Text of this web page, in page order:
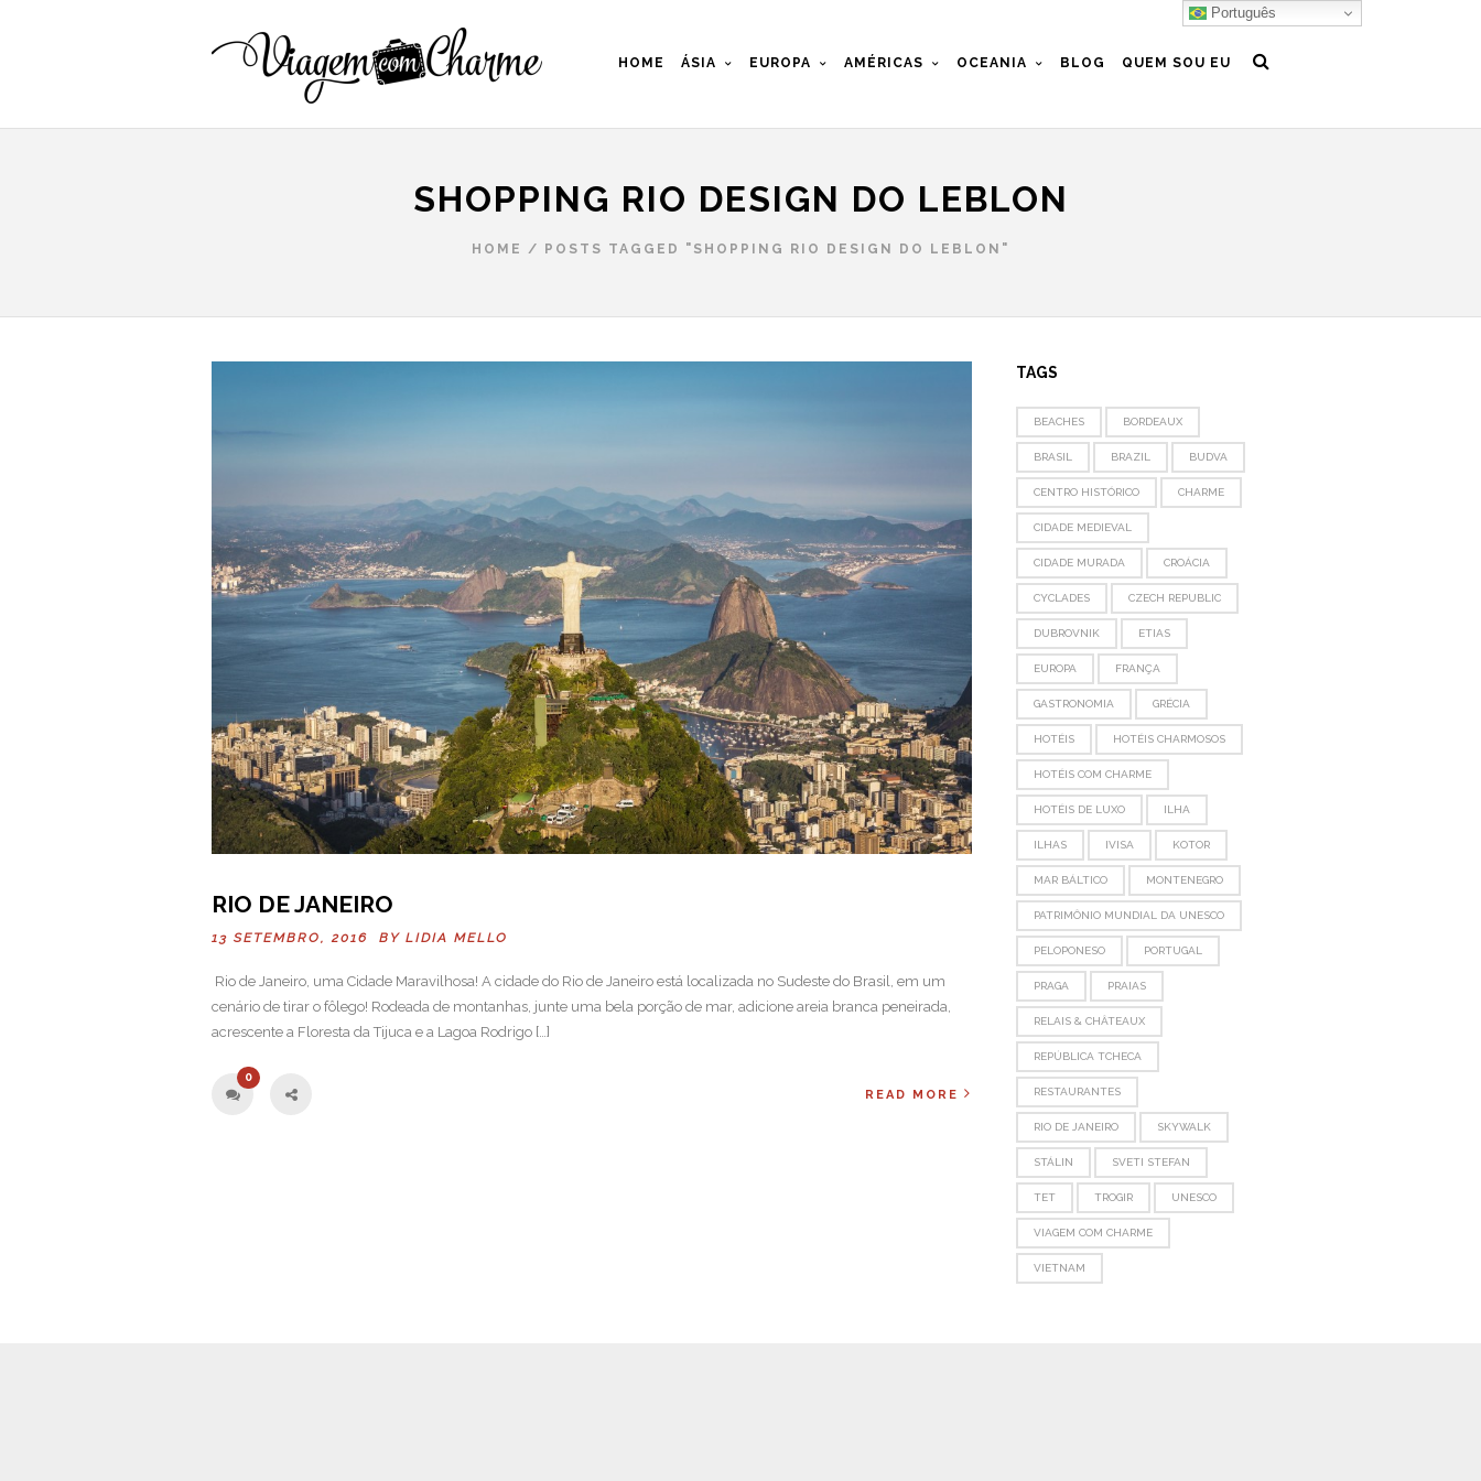
HOME ÁSIA EUROPA AMÉRICAS OCEANIA BLOG QUEM SOU EU
SHOPPING RIO DESIGN DO LEBLON
HOME / POSTS TAGGED "SHOPPING RIO DESIGN DO LEBLON"
RIO DE JANEIRO
13 SETEMBRO, 2016 BY LIDIA MELLO
Rio de Janeiro, uma Cidade Maravilhosa! A cidade do Rio de Janeiro está localizada no Sudeste do Brasil, em um
cenário de tirar o fôlego! Rodeada de montanhas, junte uma bela porção de mar, adicione areia branca peneirada,
acrescente a Floresta da Tijuca e a Lagoa Rodrigo […]
0
READ MORE
TAGS
BEACHES BORDEAUX
BRASIL BRAZIL BUDVA
CENTRO HISTÓRICO CHARME
CIDADE MEDIEVAL
CIDADE MURADA CROÁCIA
CYCLADES CZECH REPUBLIC
DUBROVNIK ETIAS
EUROPA FRANÇA
GASTRONOMIA GRÉCIA
HOTÉIS HOTÉIS CHARMOSOS
HOTÉIS COM CHARME
HOTÉIS DE LUXO ILHA
ILHAS IVISA KOTOR
MAR BÁLTICO MONTENEGRO
PATRIMÔNIO MUNDIAL DA UNESCO
PELOPONESO PORTUGAL
PRAGA PRAIAS
RELAIS & CHÂTEAUX
REPÚBLICA TCHECA
RESTAURANTES
RIO DE JANEIRO SKYWALK
STÁLIN SVETI STEFAN
TET TROGIR UNESCO
VIAGEM COM CHARME
VIETNAM
Português